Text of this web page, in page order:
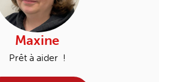
Maxine
Prêt à aider !